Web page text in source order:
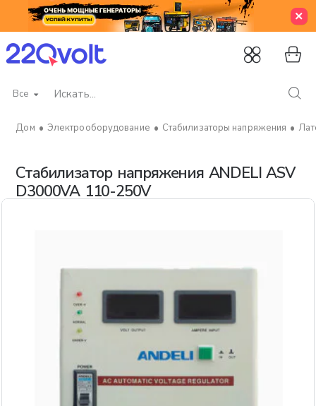
Все
Искать...
Стабилизатор напряжения ANDELI ASV
D3000VA 110-250V
Электрооборудование Стабилизаторы напряжения